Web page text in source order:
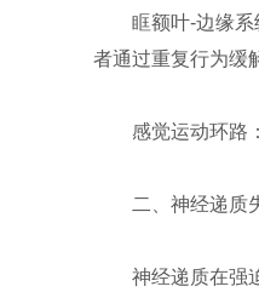
眶额叶-边缘
者通过重复行为缓
感觉运动环路
二、神经递质
神经递质在强